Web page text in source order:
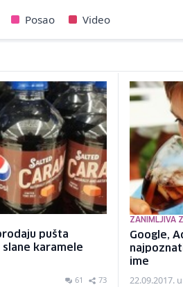
Posao Video
pušta
karamele
61 73
ZANIMLJIVA
Google,
ime
22.09.2017.